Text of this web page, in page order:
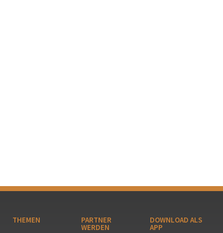
THEMEN PARTNER
WERDEN
DOWNLOAD ALS
APP